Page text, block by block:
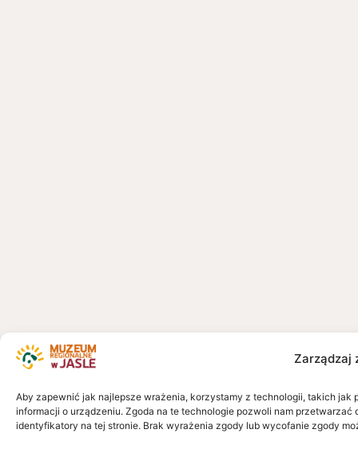
Zarządzaj
Aby zapewnić jak najlepsze wrażenia, korzystamy z technologii, takich
informacji o urządzeniu. Zgoda na te technologie pozwoli nam
identyfikatory na tej stronie. Brak wyrażenia zgody lub wycofanie zgody